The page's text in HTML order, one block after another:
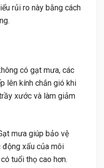
rủi ro này bằng cách
có gạt mưa, các
lên kính chắn gió khi
xước và làm giảm
mưa giúp bảo vệ
động xấu của môi
tuổi thọ cao hơn.